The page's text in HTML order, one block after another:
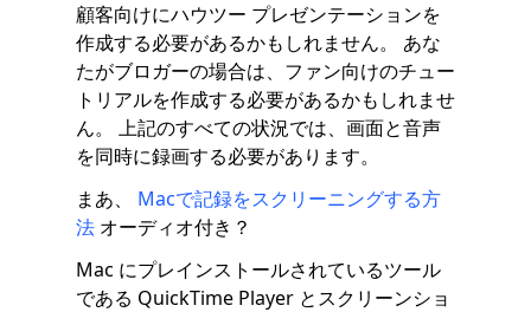
顧客向けにハウツー プレゼンテーションを
作成する必要があるかもしれません。 あな
たがブロガーの場合は、ファン向けのチュー
トリアルを作成する必要があるかもしれませ
ん。 上記のすべての状況では、画面と音声
を同時に録画する必要があります。
まあ、 Macで記録をスクリーニングする方
法 オーディオ付き？
Mac にプレインストールされているツール
である QuickTime Player とスクリーンショ